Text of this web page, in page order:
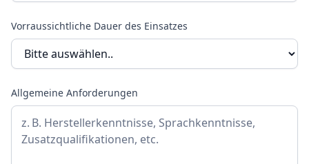
Vorraussichtliche Dauer des Einsatzes
Allgemeine Anforderungen